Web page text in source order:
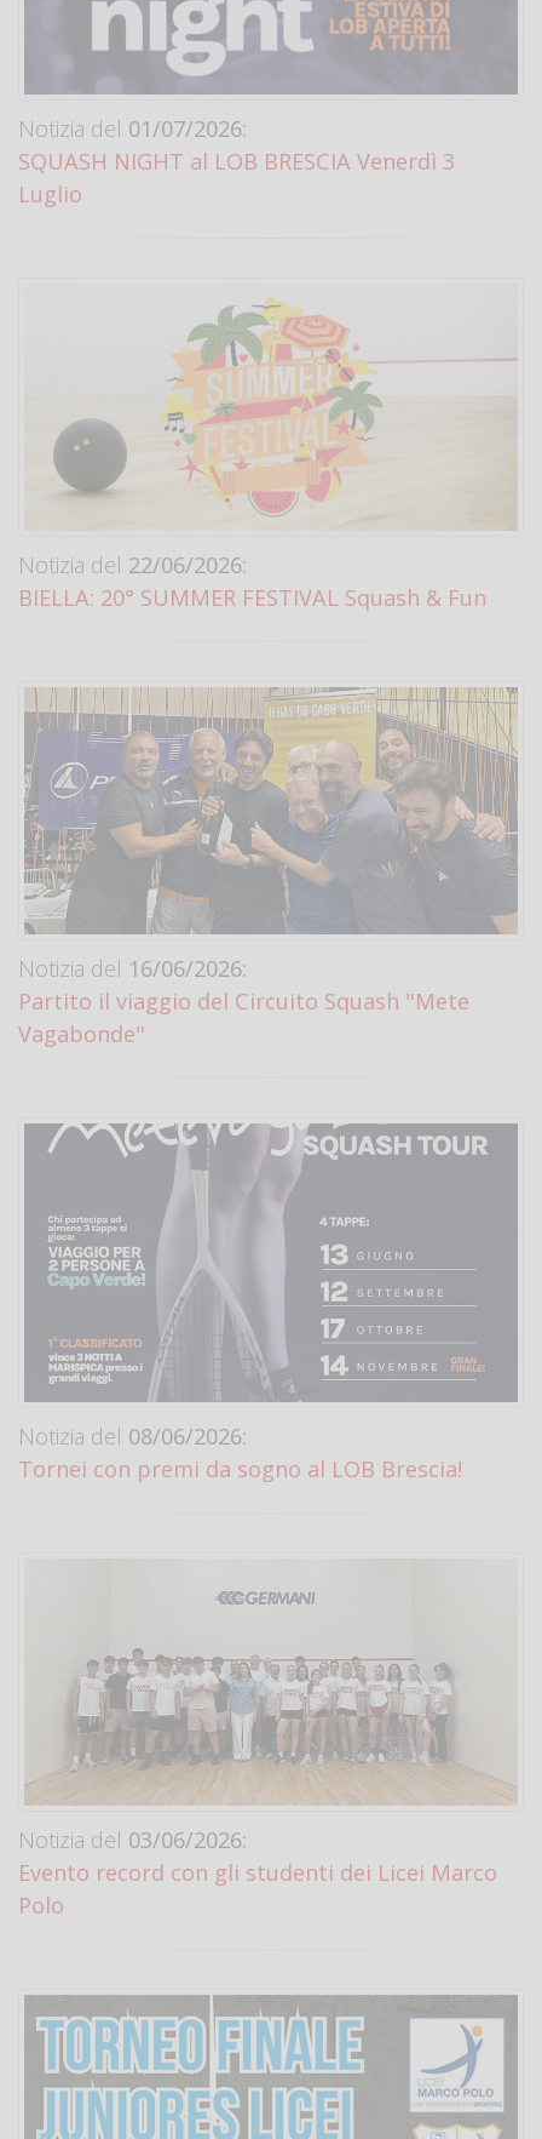
Notizia del 01/07/2026:
SQUASH NIGHT al LOB BRESCIA Venerdì 3
Luglio
Notizia del 22/06/2026:
BIELLA: 20° SUMMER FESTIVAL Squash & Fun
Notizia del 16/06/2026:
Partito il viaggio del Circuito Squash "Mete
Vagabonde"
Notizia del 08/06/2026:
Tornei con premi da sogno al LOB Brescia!
Notizia del 03/06/2026:
Evento record con gli studenti dei Licei Marco
Polo